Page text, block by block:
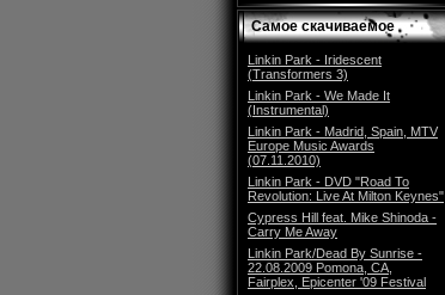
Самое скачиваемое
Linkin Park - Iridescent
(Transformers 3)
Linkin Park - We Made It
(Instrumental)
Linkin Park - Madrid, Spain, MTV
Europe Music Awards
(07.11.2010)
Linkin Park - DVD "Road To
Revolution: Live At Milton Keynes"
Cypress Hill feat. Mike Shinoda -
Carry Me Away
Linkin Park/Dead By Sunrise -
22.08.2009 Pomona, CA,
Fairplex, Epicenter '09 Festival